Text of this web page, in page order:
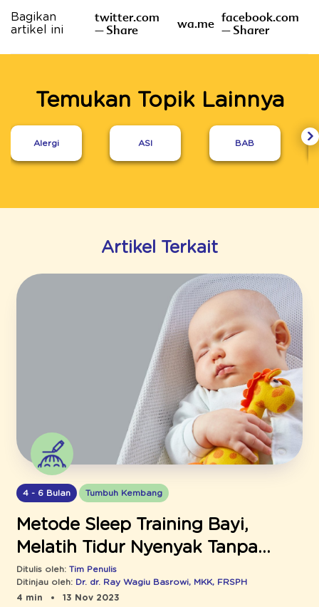
Bagikan
artikel ini
twitter.com
– Share
wa.me facebook.com
– Sharer
Temukan Topik Lainnya
Alergi ASI BAB
Artikel Terkait
4 - 6 Bulan Tumbuh Kembang
Metode Sleep Training Bayi,
Melatih Tidur Nyenyak Tanpa
Drama
Ditulis oleh: Tim Penulis
Ditinjau oleh: Dr. dr. Ray Wagiu Basrowi, MKK, FRSPH
4 min
13 Nov 2023